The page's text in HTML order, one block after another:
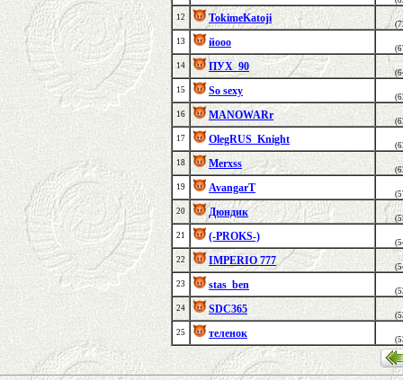
12
TokimeKatoji
13
йооо
14
ПУХ_90
15
So sexy
16
MANOWARr
17
OlegRUS_Knight
18
Merxss
19
AvangarT
20
Дюндик
21
(-PROKS-)
22
IMPERIO 777
23
stas_ben
24
SDC365
25
теленок